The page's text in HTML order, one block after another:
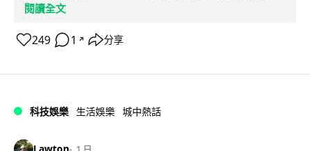
閱讀全文
249 1 ↗ 分享
科技娛樂 生活娛樂 城中熱話